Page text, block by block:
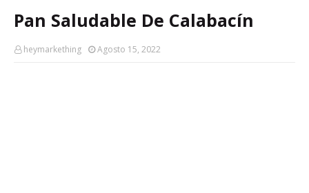
Pan Saludable De Calabacín
heymarkething Agosto 15, 2022